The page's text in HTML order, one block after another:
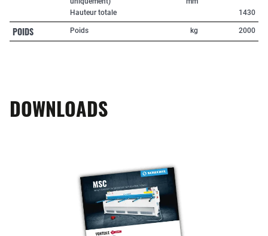
Hauteur totale
1430
POIDS Poids kg 2000
DOWNLOADS